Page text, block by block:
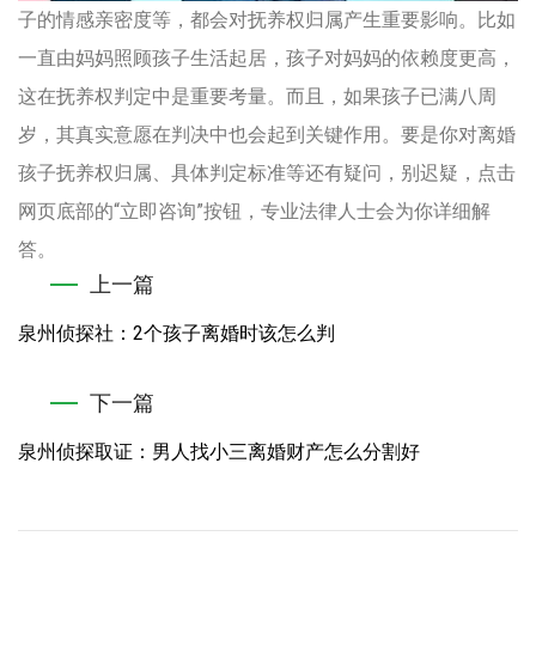
子的情感亲密度等，都会对抚养权归属产生重要影响。比如
一直由妈妈照顾孩子生活起居，孩子对妈妈的依赖度更高，
这在抚养权判定中是重要考量。而且，如果孩子已满八周
岁，其真实意愿在判决中也会起到关键作用。要是你对离婚
孩子抚养权归属、具体判定标准等还有疑问，别迟疑，点击
网页底部的“立即咨询”按钮，专业法律人士会为你详细解
答。
上一篇
泉州侦探社：2个孩子离婚时该怎么判
下一篇
泉州侦探取证：男人找小三离婚财产怎么分割好